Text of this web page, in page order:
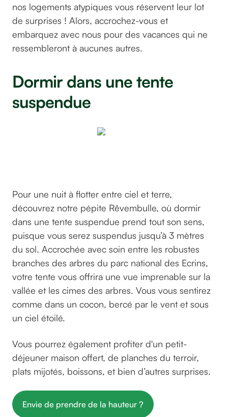
nos logements atypiques vous réservent leur lot
de surprises ! Alors, accrochez-vous et
embarquez avec nous pour des vacances qui ne
ressembleront à aucunes autres.
Dormir dans une tente
suspendue
Pour une nuit à flotter entre ciel et terre,
découvrez notre pépite Rêvembulle, où dormir
dans une tente suspendue prend tout son sens,
puisque vous serez suspendus jusqu’à 3 mètres
du sol. Accrochée avec soin entre les robustes
branches des arbres du parc national des Ecrins,
votre tente vous offrira une vue imprenable sur la
vallée et les cimes des arbres. Vous vous sentirez
comme dans un cocon, bercé par le vent et sous
un ciel étoilé.
Vous pourrez également profiter d'un petit-
déjeuner maison offert, de planches du terroir,
plats mijotés, boissons, et bien d’autres surprises.
Envie de prendre de la hauteur ?